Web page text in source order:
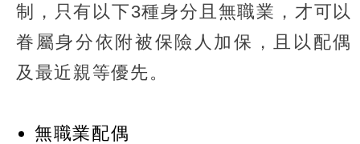
制，只有以下3種身分且無職業，才可以
眷屬身分依附被保險人加保，且以配偶
及最近親等優先。
無職業配偶